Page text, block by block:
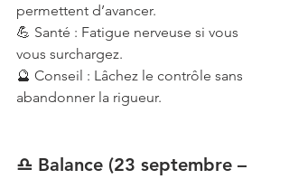
permettent d’avancer.
💪 Santé : Fatigue nerveuse si vous
vous surchargez.
🔮 Conseil : Lâchez le contrôle sans
abandonner la rigueur.
♎ Balance (23 septembre –